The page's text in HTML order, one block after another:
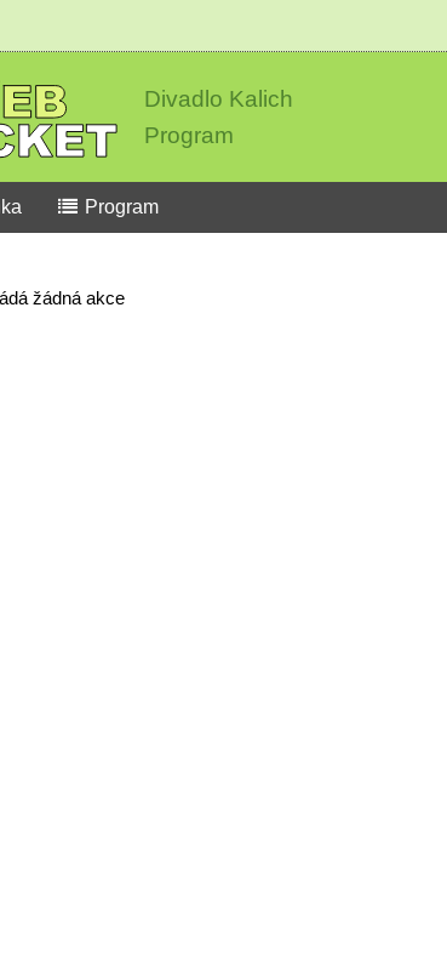
Divadlo Kalich
Program
Program
žádná akce